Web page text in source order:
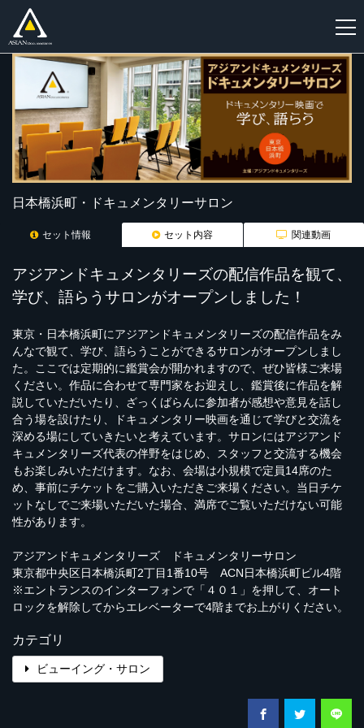
日本橋浜町・ドキュメンタリーサロン
セット情報 セット内容 関連動画
アジアンドキュメンタリーズの配信作品を観て、
学び、語らうサロンがオープンしました！
東京・日本橋浜町にアジアンドキュメンタリーズの配信作品をみ
んなで観て、学び、語らうことができるサロンがオープンしまし
た。ここでは定期的に鑑賞会が開かれますので、ぜひ皆様ご来場
ください。作品に合わせて専門家をお迎えし、鑑賞後に作品を解
説していただいたり、ざっくばらんに参加者が感想や意見を話し
合う場を設けたり、ドキュメンタリー映画を通じて学びと交流を
深める場にしていきたいと考えています。サロンにはアジアンド
キュメンタリーズ代表の伴野をはじめ、スタッフと交流する機会
もお楽しみいただけます。なお、会場は小規模で定員14席のた
め、事前にチケットをご購入いただきご来場ください。当日チケ
ットなしでご来場いただいた場合、満席でご覧いただけない可能
性があります。
アジアンドキュメンタリーズ ドキュメンタリーサロン
東京都中央区日本橋浜町2丁目1番10号 ACN日本橋浜町ビル4階
※エントランスのインターフォンで「４０１」を押して、オート
ロックを解除してからエレベーターで4階までお上がりください。
カテゴリ
ビューイング・サロン